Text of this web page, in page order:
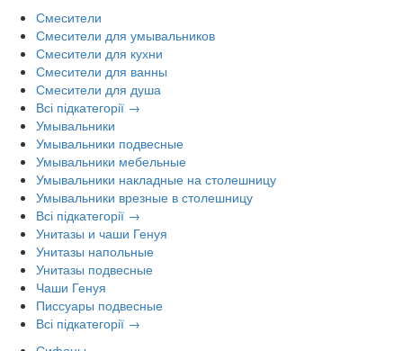
Смесители
Смесители для умывальников
Смесители для кухни
Смесители для ванны
Смесители для душа
Всі підкатегорії →
Умывальники
Умывальники подвесные
Умывальники мебельные
Умывальники накладные на столешницу
Умывальники врезные в столешницу
Всі підкатегорії →
Унитазы и чаши Генуя
Унитазы напольные
Унитазы подвесные
Чаши Генуя
Писсуары подвесные
Всі підкатегорії →